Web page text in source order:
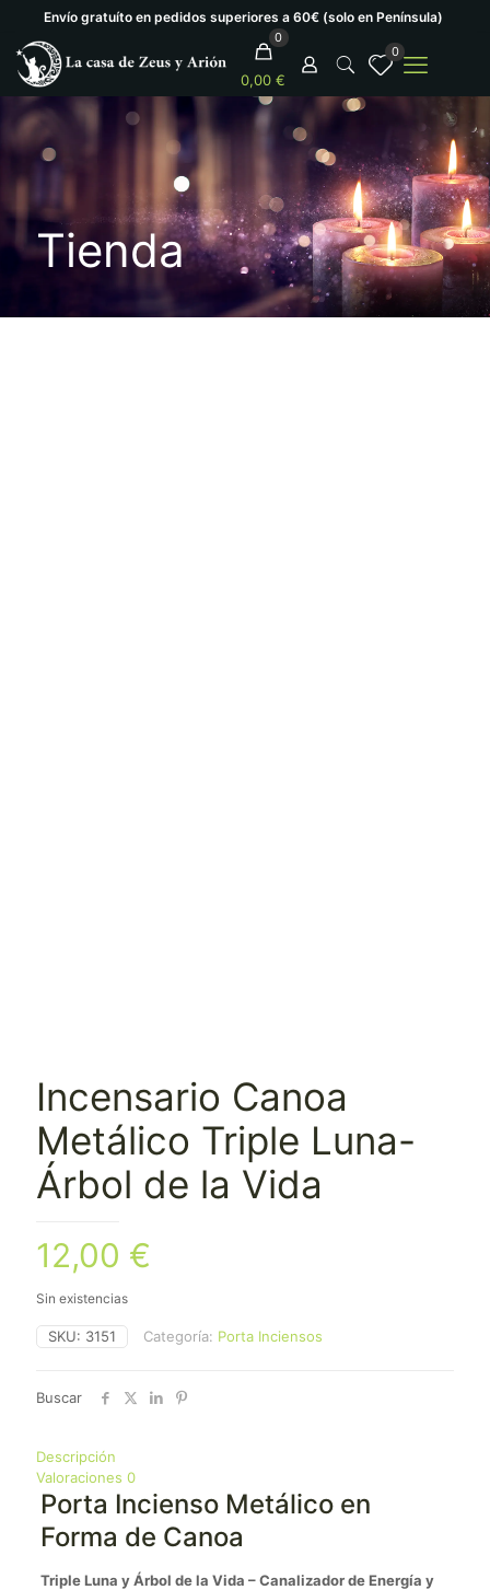
Envío gratuíto en pedidos superiores a 60€ (solo en Península)
0
0,00 €
0
Tienda
Incensario Canoa
Metálico Triple Luna-
Árbol de la Vida
12,00 €
Sin existencias
SKU: 3151 Categoría: Porta Inciensos
Buscar
Descripción
Valoraciones 0
Porta Incienso Metálico en
Forma de Canoa
Triple Luna y Árbol de la Vida – Canalizador de Energía y